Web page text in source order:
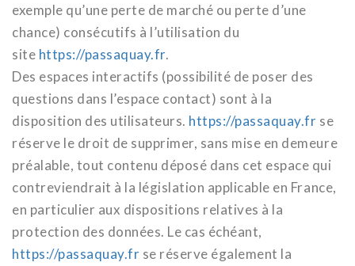
exemple qu’une perte de marché ou perte d’une
chance) consécutifs à l’utilisation du
site https://passaquay.fr.
Des espaces interactifs (possibilité de poser des
questions dans l’espace contact) sont à la
disposition des utilisateurs. https://passaquay.fr se
réserve le droit de supprimer, sans mise en demeure
préalable, tout contenu déposé dans cet espace qui
contreviendrait à la législation applicable en France,
en particulier aux dispositions relatives à la
protection des données. Le cas échéant,
https://passaquay.fr se réserve également la